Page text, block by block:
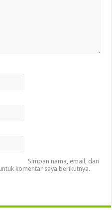
Simpan nama, email, dan
komentar saya berikutnya.